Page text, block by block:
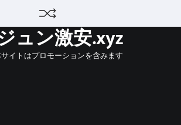
ュン激安.xyz
サイトはプロモーションを含みます